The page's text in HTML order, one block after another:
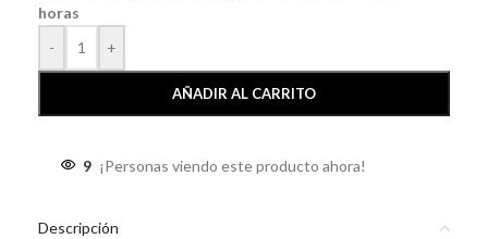
horas
-
+
AÑADIR AL CARRITO
9 ¡Personas viendo este producto ahora!
Descripción